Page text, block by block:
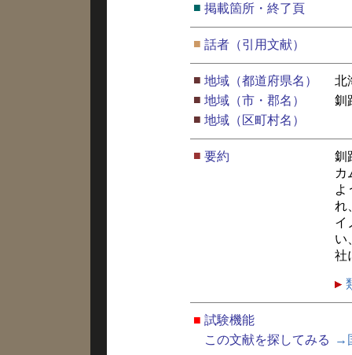
■ 掲載箇所・終了頁
■ 話者（引用文献）
■ 地域（都道府県名）
北
■ 地域（市・郡名）
釧
■ 地域（区町村名）
■ 要約
釧
カ
よ
れ
イ
い
社
■ 試験機能
この文献を探してみる
→